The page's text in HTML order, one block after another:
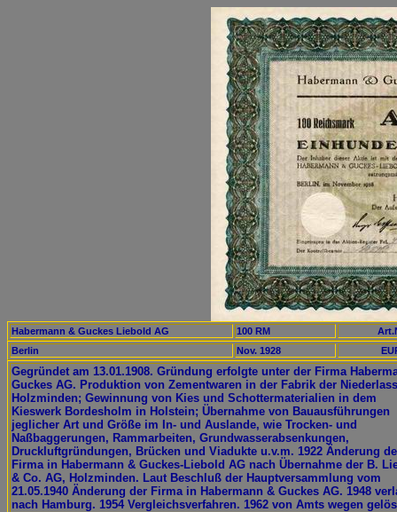
Habermann & Guckes Liebold AG 100 RM
Berlin
Nov. 1928
Gegründet am 13.01.1908. Gründung erfolgte unter der Firma
Guckes AG. Produktion von Zementwaren in der Fabrik der
Holzminden; Gewinnung von Kies und Schottermaterialien in dem
Kieswerk Bordesholm in Holstein; Übernahme von Bauausführungen
jeglicher Art und Größe im In- und Auslande, wie Trocken- und
Naßbaggerungen, Rammarbeiten, Grundwasserabsenkungen,
Druckluftgründungen, Brücken und Viadukte u.v.m. 1922 Änderung
Firma in Habermann & Guckes-Liebold AG nach Übernahme der B.
& Co. AG, Holzminden. Laut Beschluß der Hauptversammlung vom
21.05.1940 Änderung der Firma in Habermann & Guckes AG. 1948
nach Hamburg. 1954 Vergleichsverfahren. 1962 von Amts wegen